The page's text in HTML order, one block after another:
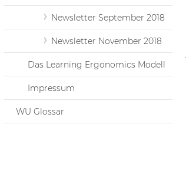
Newsletter September 2018
Newsletter November 2018
Das Learning Ergonomics Modell
Impressum
WU Glossar